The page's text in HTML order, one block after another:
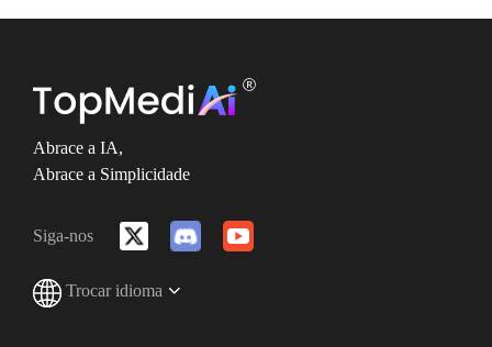
Abrace a IA,
Abrace a Simplicidade
Siga-nos
Trocar idioma